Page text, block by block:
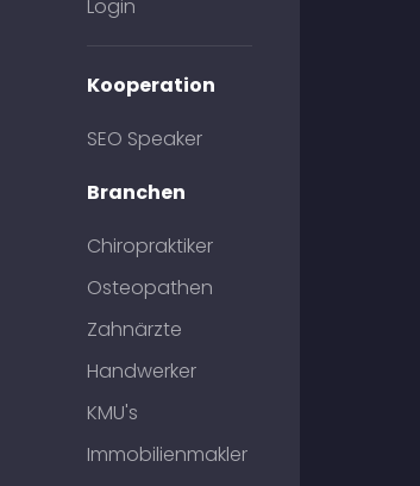
Login
Kooperation
SEO Speaker
Branchen
Chiropraktiker
Osteopathen
Zahnärzte
Handwerker
KMU's
Immobilienmakler